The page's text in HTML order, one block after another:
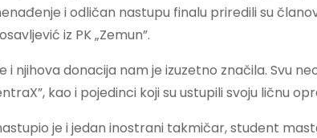
i odličan nastupu finalu priredili su
iz PK „Zemun”.
njihova donacija nam je izuzetno značila. Svu
kao i pojedinci koji su ustupili svoju ličnu
je i jedan inostrani takmičar, student